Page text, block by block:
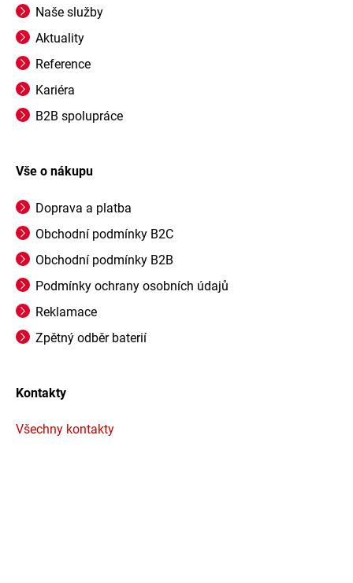
Naše služby
Aktuality
Reference
Kariéra
B2B spolupráce
Vše o nákupu
Doprava a platba
Obchodní podmínky B2C
Obchodní podmínky B2B
Podmínky ochrany osobních údajů
Reklamace
Zpětný odběr baterií
Kontakty
Všechny kontakty